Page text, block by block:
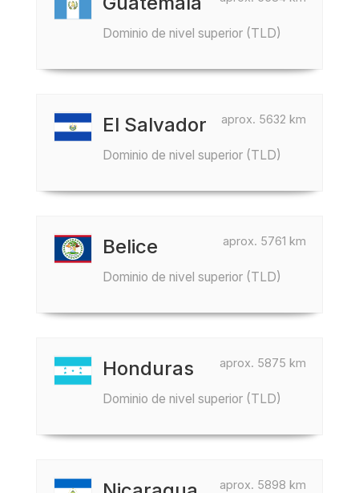
Dominio de nivel superior (TLD)
aprox. 5632 km
El Salvador
Dominio de nivel superior (TLD)
aprox. 5761 km
Belice
Dominio de nivel superior (TLD)
aprox. 5875 km
Honduras
Dominio de nivel superior (TLD)
aprox. 5898 km